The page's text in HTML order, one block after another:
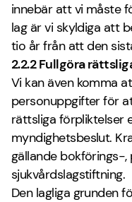
innebär att vi måste
lag är vi skyldiga att
tio år från att den
2.2.2 Fullgöra
Vi kan även komma
personuppgifter för
rättsliga förpliktelser
myndighetsbeslut.
gällande bokförings-
sjukvårdslagstiftning.
Den lagliga grunden